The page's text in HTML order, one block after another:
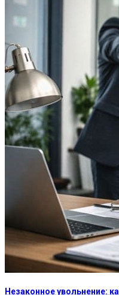
Незаконное увольнение: